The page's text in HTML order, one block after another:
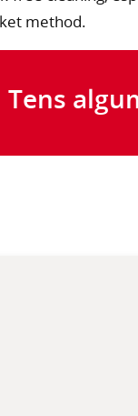
method.
Tens